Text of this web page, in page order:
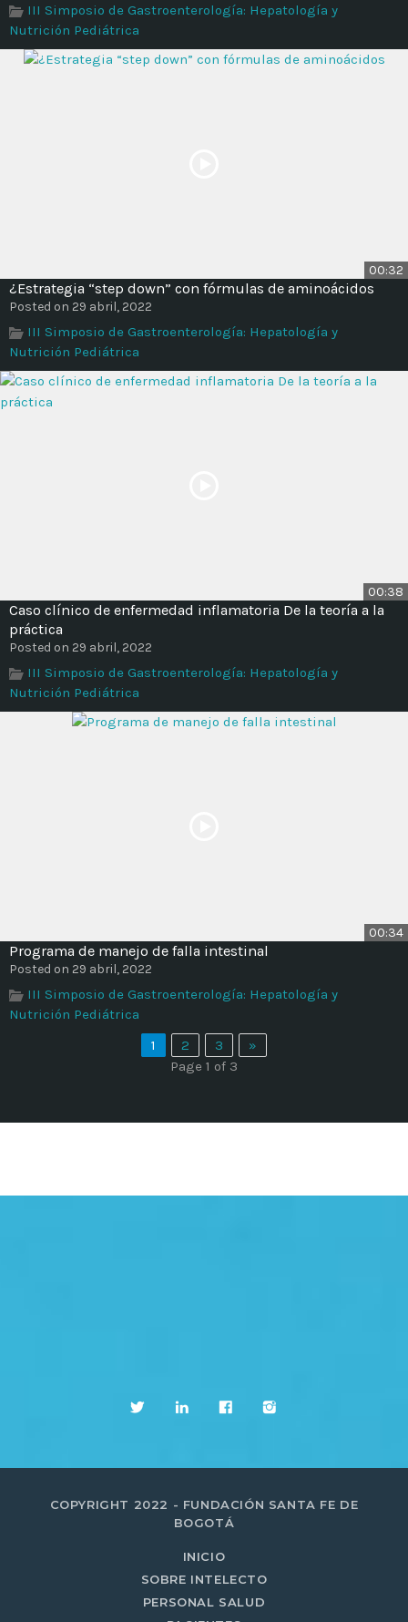
III Simposio de Gastroenterología: Hepatología y
Nutrición Pediátrica
00:32
¿Estrategia “step down” con fórmulas de aminoácidos
Posted on 29 abril, 2022
III Simposio de Gastroenterología: Hepatología y
Nutrición Pediátrica
00:38
Caso clínico de enfermedad inflamatoria De la teoría a la
práctica
Posted on 29 abril, 2022
III Simposio de Gastroenterología: Hepatología y
Nutrición Pediátrica
00:34
Programa de manejo de falla intestinal
Posted on 29 abril, 2022
III Simposio de Gastroenterología: Hepatología y
Nutrición Pediátrica
1
2 3
»
Page 1 of 3
COPYRIGHT 2022 - FUNDACIÓN SANTA FE DE
BOGOTÁ
INICIO
SOBRE INTELECTO
PERSONAL SALUD